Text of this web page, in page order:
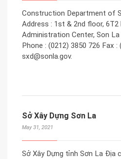
Construction Department of
Address : 1st & 2nd floor, 6T2
Administration Center, Son
Phone : (0212) 3850 726 Fax :
sxd@sonla.gov.
Sở Xây Dựng Sơn La
May 31, 2021
Sở Xây Dựng tỉnh Sơn La Địa